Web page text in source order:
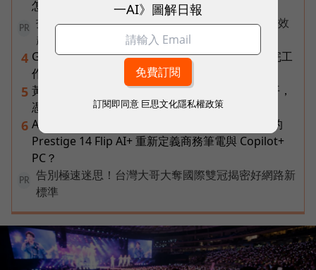
怎麼做出AI告別式，讓逝者最後道別？
PR
打造 AI 行銷飛輪！破解企業行銷「工具越多卻成效
越差」的盲點
4 Gemini Spark完整教學｜幫你讀Gmail、自動跑完工
作流程，3個超實用情境一次看
5 黃仁勳兆元宴永遠站最後一排！最低調的二代鄭平，
憑什麼讓台達電被市場重新定價？
6 AI 時代的行動生產力：MSI 如何用「理解情境」的
Prestige 14 Flip AI+ 重新定義商務筆電與 Copilot+
PC？
PR
告別極速迷思！台灣大哥大奪國際雙冠揭密好網路新
標準
一AI》圖解日報
訂閱即同意 巨思文化隱私權政策